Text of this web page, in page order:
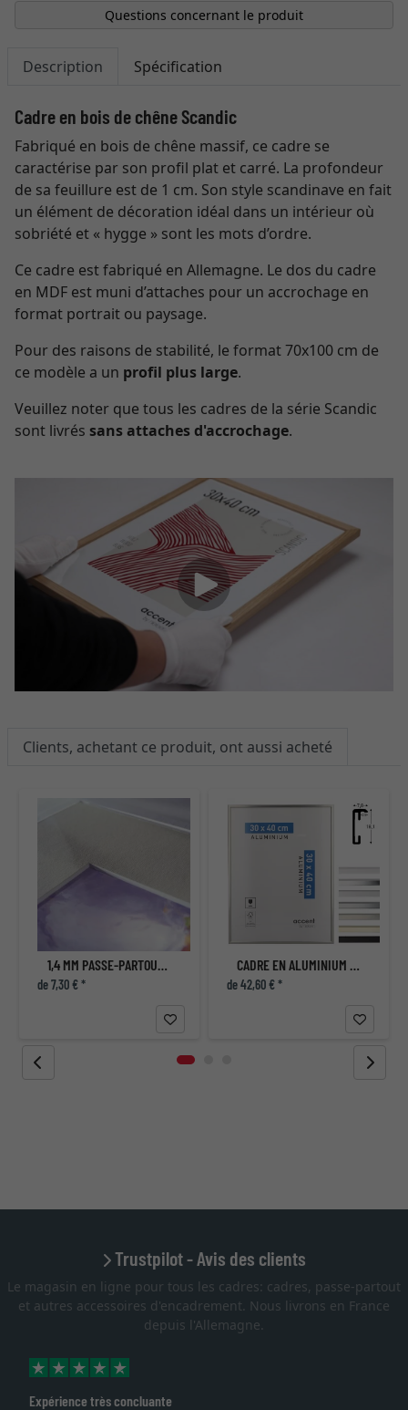
Questions concernant le produit
Description Spécification
Cadre en bois de chêne Scandic
Fabriqué en bois de chêne massif, ce cadre se
caractérise par son profil plat et carré. La profondeur
de sa feuillure est de 1 cm. Son style scandinave en fait
un élément de décoration idéal dans un intérieur où
sobriété et « hygge » sont les mots d’ordre.
Ce cadre est fabriqué en Allemagne. Le dos du cadre
en MDF est muni d’attaches pour un accrochage en
format portrait ou paysage.
Pour des raisons de stabilité, le format 70x100 cm de
ce modèle a un profil plus large.
Veuillez noter que tous les cadres de la série Scandic
sont livrés sans attaches d'accrochage.
Clients, achetant ce produit, ont aussi acheté
1,4 MM PASSE-PARTOUT STANDARD
de 7,30 € *
CADRE EN ALUMINIUM ACCENT
de 42,60 € *
Trustpilot - Avis des clients
Le magasin en ligne pour tous les cadres: cadres, passe-partout
et autres accessoires d'encadrement. Nous livrons en France
depuis l'Allemagne.
très concluante